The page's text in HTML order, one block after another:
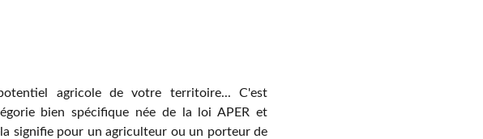
agricole de votre territoire... C'est
bien spécifique née de la loi APER et
signifie pour un agriculteur ou un porteur de